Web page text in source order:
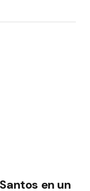
en un